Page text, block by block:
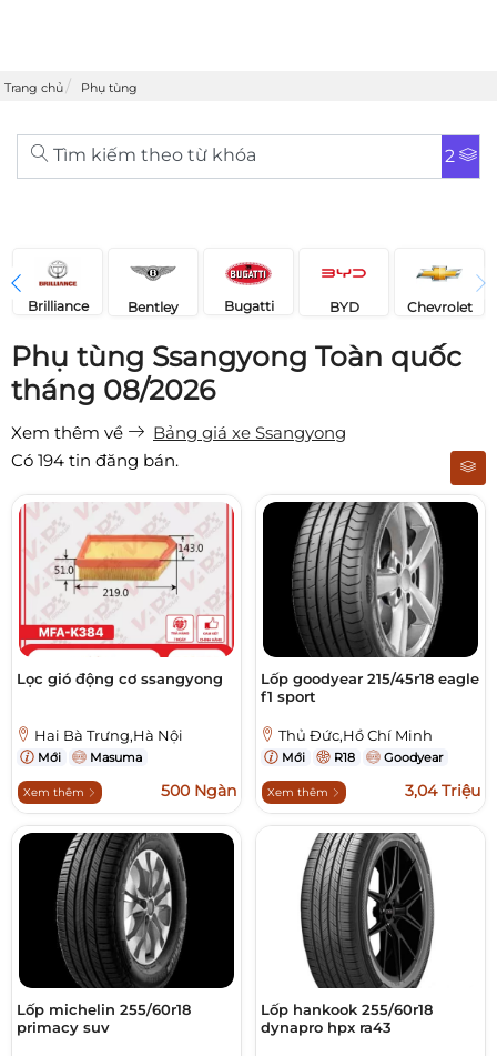
Trang chủ Phụ tùng
Tìm kiếm theo từ khóa 2
Brilliance Bentley Bugatti BYD Chevrolet
Phụ tùng Ssangyong Toàn quốc
tháng 08/2026
Xem thêm về
Bảng giá xe Ssangyong
Có 194 tin đăng bán.
Lọc gió động cơ ssangyong
Hai Bà Trưng,Hà Nội
Mới Masuma
Xem thêm 500 Ngàn
Lốp goodyear 215/45r18 eagle
f1 sport
Thủ Đức,Hồ Chí Minh
Mới R18 Goodyear
Xem thêm 3,04 Triệu
Lốp michelin 255/60r18
primacy suv
Lốp hankook 255/60r18
dynapro hpx ra43